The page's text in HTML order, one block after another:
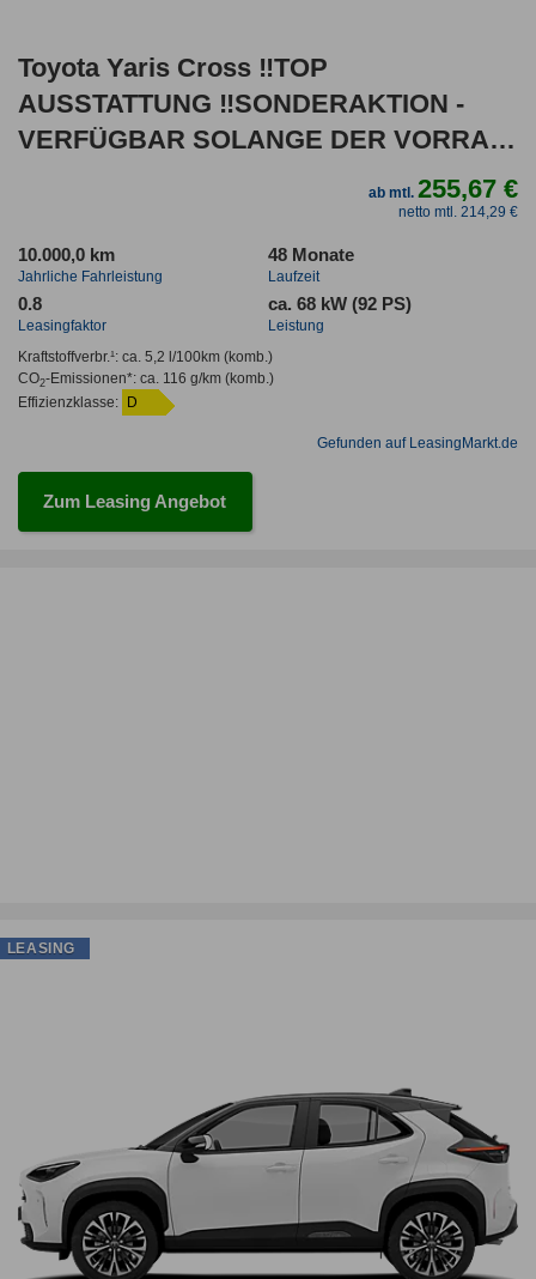
Toyota Yaris Cross ‼️TOP
AUSSTATTUNG ‼️SONDERAKTION -
VERFÜGBAR SOLANGE DER VORRAT
ab mtl.255,67 €
netto mtl. 214,29 €
10.000,0 km
Jahrliche Fahrleistung
48 Monate
Laufzeit
0.8
Leasingfaktor
ca. 68 kW (92 PS)
Leistung
Kraftstoffverbr.¹: ca. 5,2 l/100km(komb.)
CO2-Emissionen*: ca. 116 g/km(komb.)
Effizienzklasse:
D
Gefunden auf LeasingMarkt.de
Zum Leasing Angebot
LEASING